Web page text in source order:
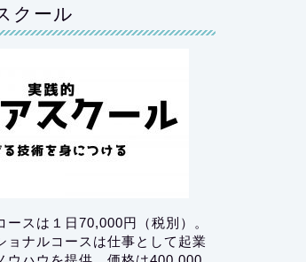
クール
ースは１日70,000円（税別）。
ョナルコースは仕事として起業